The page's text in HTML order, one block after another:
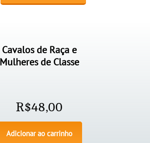
Cavalos de Raça e
Mulheres de Classe
R$48,00
Adicionar ao carrinho